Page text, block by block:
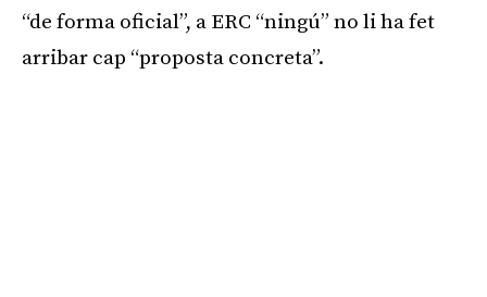
“de forma oficial”, a ERC “ningú” no li ha fet
arribar cap “proposta concreta”.